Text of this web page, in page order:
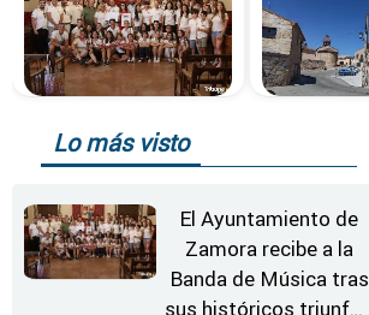
Lo más visto
El Ayuntamiento de
Zamora recibe a la
Banda de Música tras
sus históricos triunfos